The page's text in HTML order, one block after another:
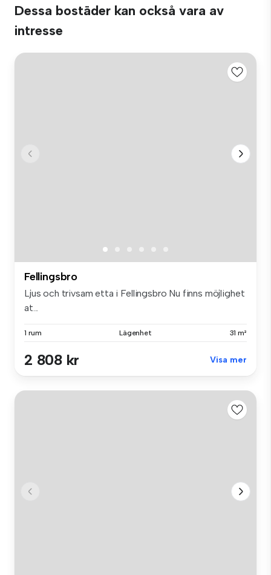
Dessa bostäder kan också vara av
intresse
Fellingsbro
Ljus och trivsam etta i Fellingsbro Nu finns möjlighet
at...
1 rum Lägenhet 31 m²
2 808 kr Visa mer